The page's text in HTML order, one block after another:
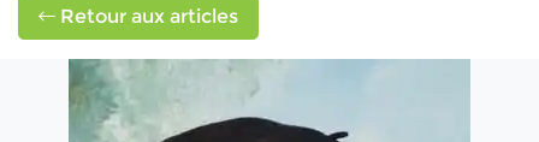
Retour aux articles